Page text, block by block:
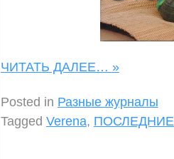
ЧИТАТЬ ДАЛЕЕ… »
Posted in Разные журналы
Tagged Verena, ПОСЛЕДНИЕ